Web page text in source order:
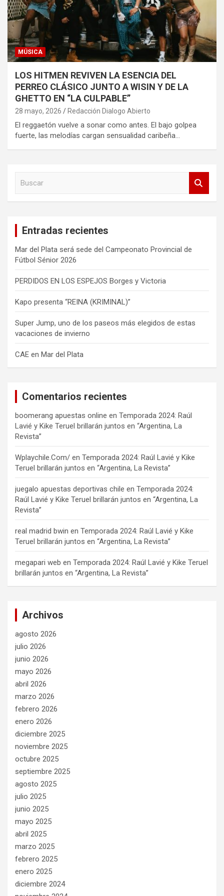
MÚSICA
LOS HITMEN REVIVEN LA ESENCIA DEL
PERREO CLÁSICO JUNTO A WISIN Y DE LA
GHETTO EN “LA CULPABLE”
28 mayo, 2026 Redacción Dialogo Abierto
El reggaetón vuelve a sonar como antes. El bajo golpea
fuerte, las melodías cargan sensualidad caribeña…
Entradas recientes
Mar del Plata será sede del Campeonato Provincial de
Fútbol Sénior 2026
PERDIDOS EN LOS ESPEJOS Borges y Victoria
Kapo presenta “REINA (KRIMINAL)”
Super Jump, uno de los paseos más elegidos de estas
vacaciones de invierno
CAE en Mar del Plata
Comentarios recientes
boomerang apuestas online en Temporada 2024: Raúl
Lavié y Kike Teruel brillarán juntos en “Argentina, La
Revista”
Wplaychile.Com/ en Temporada 2024: Raúl Lavié y Kike
Teruel brillarán juntos en “Argentina, La Revista”
juegalo apuestas deportivas chile en Temporada 2024:
Raúl Lavié y Kike Teruel brillarán juntos en “Argentina, La
Revista”
real madrid bwin en Temporada 2024: Raúl Lavié y Kike
Teruel brillarán juntos en “Argentina, La Revista”
megapari web en Temporada 2024: Raúl Lavié y Kike Teruel
brillarán juntos en “Argentina, La Revista”
Archivos
agosto 2026
julio 2026
junio 2026
mayo 2026
abril 2026
marzo 2026
febrero 2026
enero 2026
diciembre 2025
noviembre 2025
octubre 2025
septiembre 2025
agosto 2025
julio 2025
junio 2025
mayo 2025
abril 2025
marzo 2025
febrero 2025
enero 2025
diciembre 2024